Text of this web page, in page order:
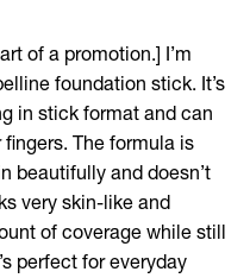
of a promotion.] I’m
foundation stick. It’s
in stick format and can
The formula is
beautifully and doesn’t
very skin-like and
of coverage while still
perfect for everyday